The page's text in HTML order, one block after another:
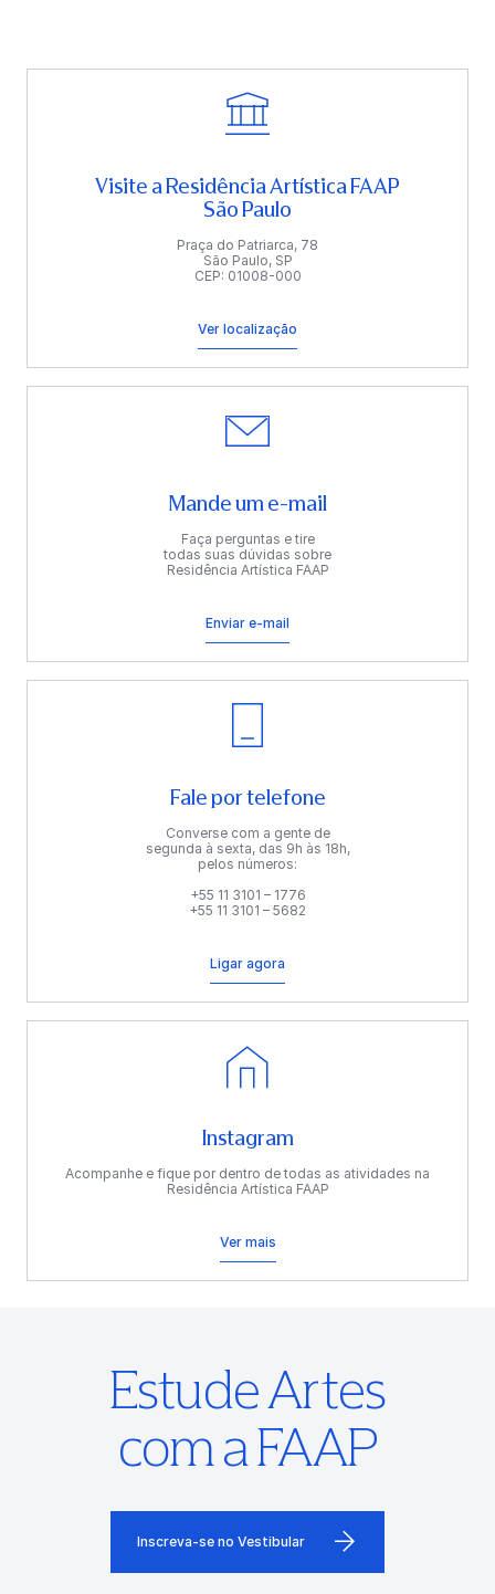
Visite a Residência Artística FAAP
São Paulo
Praça do Patriarca, 78
São Paulo, SP
CEP: 01008-000
Ver localização
Mande um e-mail
Faça perguntas e tire
todas suas dúvidas sobre
Residência Artística FAAP
Enviar e-mail
Fale por telefone
Converse com a gente de
segunda à sexta, das 9h às 18h,
pelos números:
+55 11 3101 – 1776
+55 11 3101 – 5682
Ligar agora
Instagram
Acompanhe e fique por dentro de todas as atividades na
Residência Artística FAAP
Ver mais
Estude Artes
com a FAAP
Inscreva-se no Vestibular